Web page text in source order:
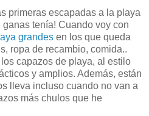
primeras escapadas a la playa
tenía! Cuando voy con
grandes en los que queda
ropa de recambio, comida..
capazos de playa, al estilo
y amplios. Además, están
lleva incluso cuando no van a
más chulos que he